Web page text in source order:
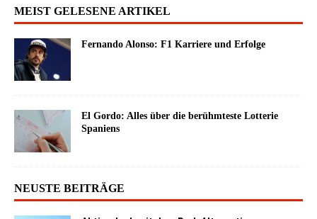
MEIST GELESENE ARTIKEL
Fernando Alonso: F1 Karriere und Erfolge
El Gordo: Alles über die berühmteste Lotterie
Spaniens
NEUSTE BEITRÄGE